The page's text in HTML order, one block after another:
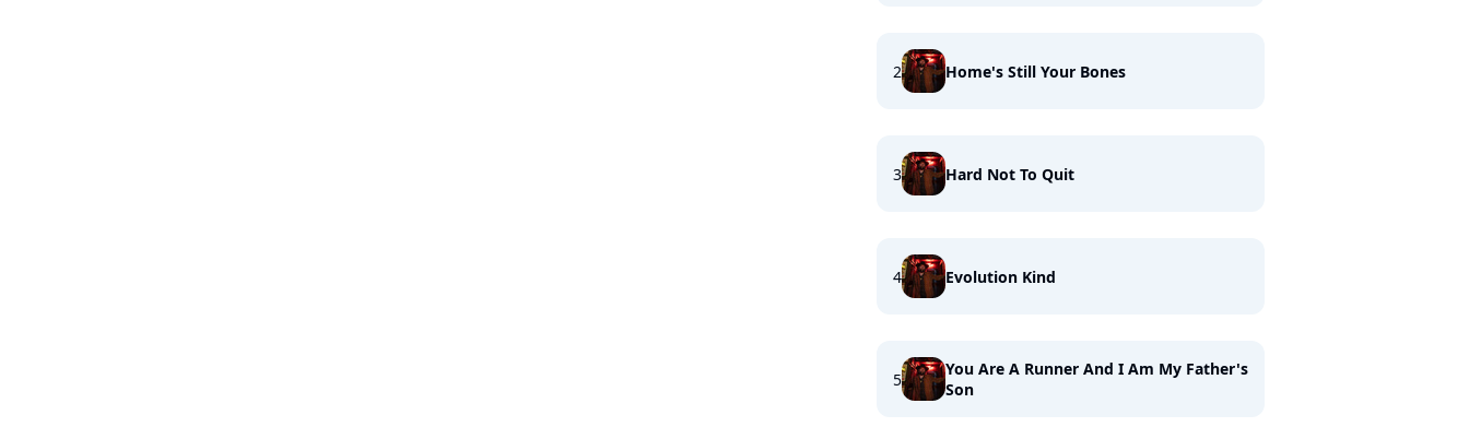
2 Home's Still Your Bones
3 Hard Not To Quit
4 Evolution Kind
5
You Are A Runner And I Am My Father's
Son